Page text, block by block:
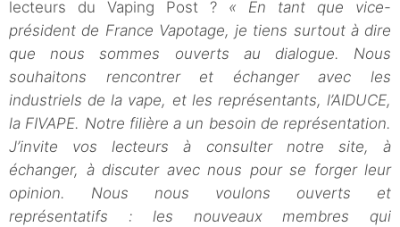
lecteurs du Vaping Post ? « En tant que vice-
président de France Vapotage, je tiens surtout à dire
que nous sommes ouverts au dialogue. Nous
souhaitons rencontrer et échanger avec les
industriels de la vape, et les représentants, l’AIDUCE,
la FIVAPE. Notre filière a un besoin de représentation.
J’invite vos lecteurs à consulter notre site, à
échanger, à discuter avec nous pour se forger leur
opinion. Nous nous voulons ouverts et
représentatifs : les nouveaux membres qui